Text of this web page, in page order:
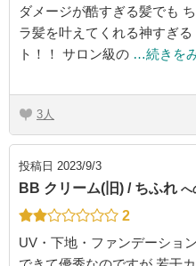
ダメージが酷すぎる髪でも
ラ髪を叶えてくれる神すぎ
ト！！ サロン級の …続きを
3
投稿日 2023/9/3
BB クリーム(旧) / ちふれ へ
2
UV・下地・ファンデーショ